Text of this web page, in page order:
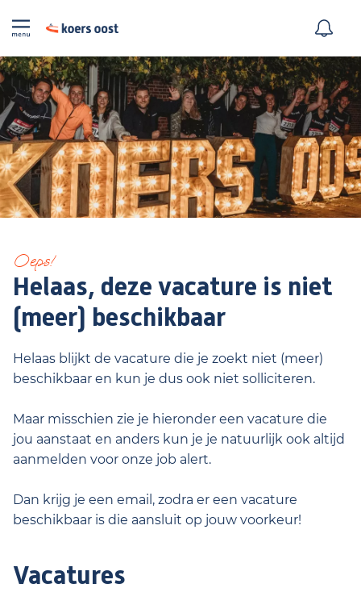
Oeps!
Helaas, deze vacature is niet
(meer) beschikbaar
Helaas blijkt de vacature die je zoekt niet (meer)
beschikbaar en kun je dus ook niet solliciteren.
Maar misschien zie je hieronder een vacature die
jou aanstaat en anders kun je je natuurlijk ook altijd
aanmelden voor onze job alert.
Dan krijg je een email, zodra er een vacature
beschikbaar is die aansluit op jouw voorkeur!
Vacatures